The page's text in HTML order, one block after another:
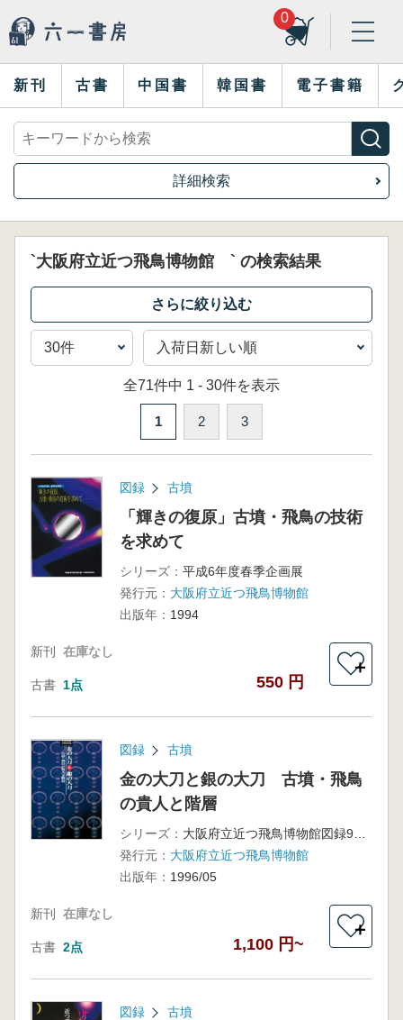
0
新刊 古書 中国書 韓国書 電子書籍
詳細検索
`大阪府立近つ飛鳥博物館 ` の検索結果
全71件中 1 - 30件を表示
1 2 3
図録 古墳
「輝きの復原」古墳・飛鳥の技術
を求めて
シリーズ： 平成6年度春季企画展
発行元： 大阪府立近つ飛鳥博物館
出版年： 1994
新刊 在庫なし
古書 1点 550 円
＋
図録 古墳
金の大刀と銀の大刀 古墳・飛鳥
の貴人と階層
シリーズ：
発行元： 大阪府立近つ飛鳥博物館
出版年： 1996/05
新刊 在庫なし
古書 2点 1,100 円~
＋
図録 古墳